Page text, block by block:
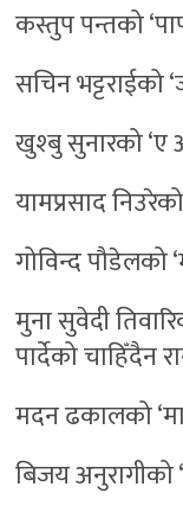
कस्तुप पन्तको
सचिन भट्टराईको
खुश्बु सुनारको ‘ए
यामप्रसाद
गोविन्द पौडेलको
मुना सुवेदी
पार्देको चाहिँदैन
मदन ढकालको
बिजय अनुरागीको